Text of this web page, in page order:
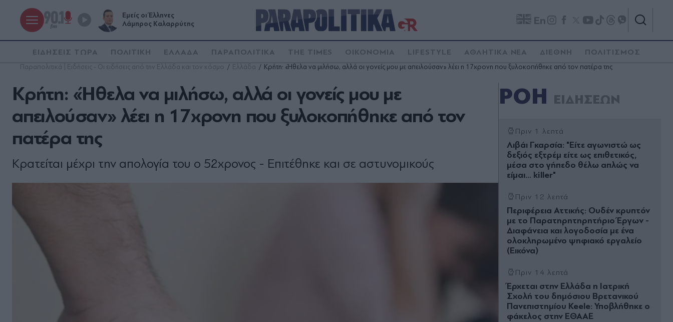
Εμείς οι Έλληνες
Λάμπρος Καλαρρύτης
En
ΕΙΔΗΣΕΙΣ ΤΩΡΑ ΠΟΛΙΤΙΚΗ ΕΛΛΑΔΑ ΠΑΡΑΠΟΛΙΤΙΚΑ THE TIMES ΟΙΚΟΝΟΜΙΑ LIFESTYLE ΑΘΛΗΤΙΚΑ ΝΕΑ ΔΙΕΘΝΗ ΠΟΛΙΤΙΣΜΟΣ
Παραπολιτικά | Ειδήσεις - Οι ειδήσεις από την Ελλάδα και τον κόσμο Ελλάδα Κρήτη: «Ήθελα να μιλήσω, αλλά οι γονείς μου με απειλούσαν» λέει η 17χρονη που ξυλοκοπήθηκε από τον πατέρα της
Κρήτη: «Ήθελα να μιλήσω, αλλά οι γονείς μου με
απειλούσαν» λέει η 17χρονη που ξυλοκοπήθηκε από τον
πατέρα της
Κρατείται μέχρι την απολογία του ο 52χρονος - Επιτέθηκε και σε αστυνομικούς
ΡΟΗ ΕΙΔΗΣΕΩΝ
Πριν 1 λεπτά
Λιβάι Γκαρσία: "Είτε αγωνιστώ ως
δεξιός εξτρέμ είτε ως επιθετικός,
μέσα στο γήπεδο θέλω απλώς να
είμαι… killer"
Πριν 12 λεπτά
Περιφέρεια Αττικής: Ουδέν κρυπτόν
με το Παρατηρητηρητήριο Έργων -
Διαφάνεια και λογοδοσία με ένα
ολοκληρωμένο ψηφιακό εργαλείο
(Εικόνα)
Πριν 14 λεπτά
Έρχεται στην Ελλάδα η Ιατρική
Σχολή του δημόσιου Βρετανικού
Πανεπιστημίου Keele: Υποβλήθηκε ο
φάκελος στην ΕΘΑΑΕ